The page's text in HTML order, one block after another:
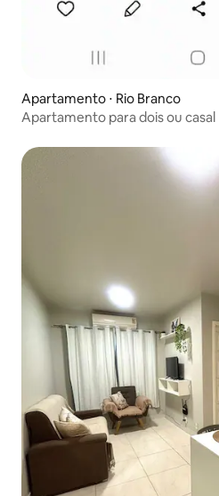
Apartamento ⋅ Rio Branco
Apartamento para dois ou casal